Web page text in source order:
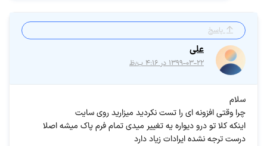
پاسخ
علی
۱۳۹۹-۰۳-۲۲ در ۴:۱۶ ب٫ظ
سلام
چرا وقتی افزونه ای را تست نکردید میزارید روی سایت
اینکه کلا تو درو دیواره یه تغییر میدی تمام فرم پاک میشه اصلا
درست ترجه نشده ایرادات زیاد دارد